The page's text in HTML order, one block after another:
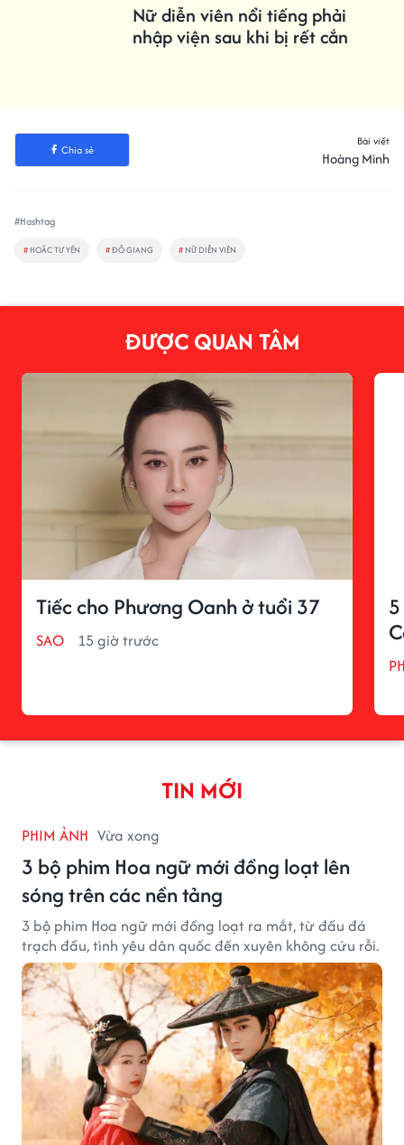
Nữ diễn viên nổi tiếng phải
nhập viện sau khi bị rết cắn
Chia sẻ
Bài viết
Hoàng Minh
#Hashtag
# HOẮC TƯ YẾN #ĐỖ GIANG # NỮ DIỄN VIÊN
ĐƯỢC QUAN TÂM
Tiếc cho Phương Oanh ở tuổi 37
SAO 15 giờ trước
TIN MỚI
PHIM ẢNH Vừa xong
3 bộ phim Hoa ngữ mới đồng loạt lên
sóng trên các nền tảng
3 bộ phim Hoa ngữ mới đồng loạt ra mắt, từ đấu đá
trạch đấu, tình yêu dân quốc đến xuyên không cứu rỗi.